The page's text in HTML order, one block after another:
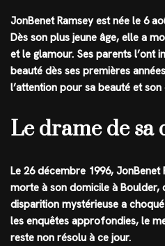
JonBenet Ramsey est née le 6
Dès son plus jeune âge, elle a
et le glamour. Ses parents l’ont
beauté dès ses premières
l’attention pour sa beauté et son
Le drame de
Le 26 décembre 1996,
morte à son domicile à Boulder,
disparition mystérieuse a
les enquêtes approfondies, le
reste non résolu à ce jour.